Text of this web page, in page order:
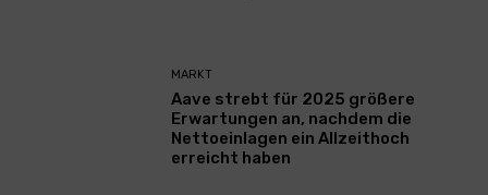
MARKT
Aave strebt für 2025 größere
Erwartungen an, nachdem die
Nettoeinlagen ein Allzeithoch
erreicht haben